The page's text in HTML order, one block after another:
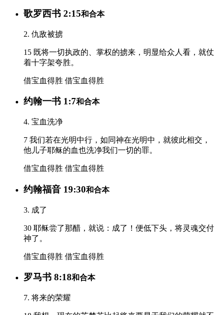
歌罗西书 2:15和合本
2. 仇敌被掳
15 既将一切执政的、掌权的掳来，明显给众人看，就仗
着十字架夸胜。
借宝血得胜 借宝血得胜
约翰一书 1:7和合本
4. 宝血洗净
7 我们若在光明中行，如同神在光明中，就彼此相交，
他儿子耶稣的血也洗净我们一切的罪。
借宝血得胜 借宝血得胜
约翰福音 19:30和合本
3. 成了
30 耶稣尝了那醋，就说：成了！便低下头，将灵魂交付
神了。
借宝血得胜 借宝血得胜
罗马书 8:18和合本
7. 将来的荣耀